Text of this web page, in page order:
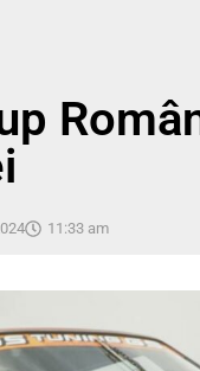
11:33 am